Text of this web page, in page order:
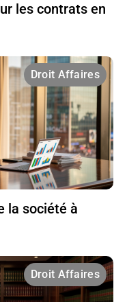
les contrats en
Droit Affaires
la société à
Droit Affaires